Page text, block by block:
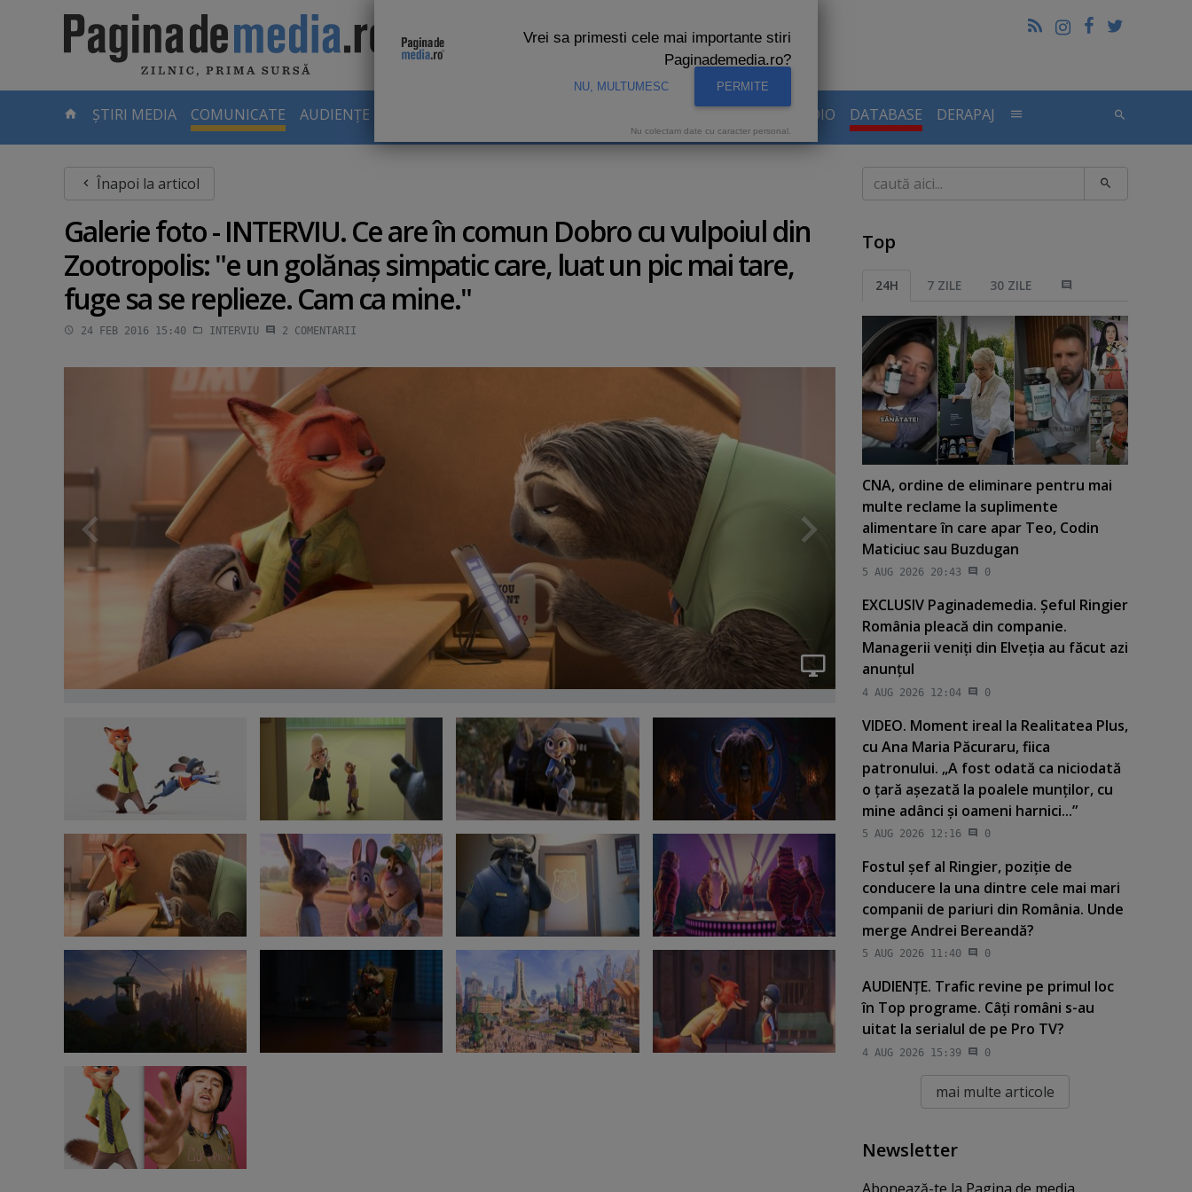
ȘTIRI MEDIA COMUNICATE AUDIENȚE TV AUDIENTE RADIO DATABASE DERAPAJ
Înapoi la articol
Galerie foto - INTERVIU. Ce are în comun Dobro cu vulpoiul din
Zootropolis: "e un golănaş simpatic care, luat un pic mai tare,
fuge sa se replieze. Cam ca mine."
24 FEB 2016 15:40 INTERVIU 2 COMENTARII
Caută
Top
24H 7 ZILE 30 ZILE
CNA, ordine de eliminare pentru mai
multe reclame la suplimente
alimentare în care apar Teo, Codin
Maticiuc sau Buzdugan
5 AUG 2026 20:43 0
EXCLUSIV Paginademedia. Şeful Ringier
România pleacă din companie.
Managerii veniţi din Elveţia au făcut azi
anunţul
4 AUG 2026 12:04 0
VIDEO. Moment ireal la Realitatea Plus,
cu Ana Maria Păcuraru, fiica
patronului. „A fost odată ca niciodată
o ţară aşezată la poalele munţilor, cu
mine adânci şi oameni harnici...”
5 AUG 2026 12:16 0
Fostul şef al Ringier, poziţie de
conducere la una dintre cele mai mari
companii de pariuri din România. Unde
merge Andrei Bereandă?
5 AUG 2026 11:40 0
AUDIENŢE. Trafic revine pe primul loc
în Top programe. Câţi români s-au
uitat la serialul de pe Pro TV?
4 AUG 2026 15:39 0
mai multe articole
Newsletter
Vrei sa primesti cele mai importante stiri
Paginademedia.ro?
NU, MULTUMESC PERMITE
Nu colectam date cu caracter personal.